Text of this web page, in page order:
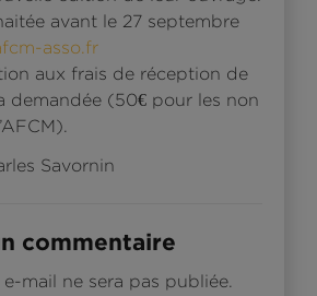
avant le 27 septembre
asso.fr
aux frais de réception de
demandée (50€ pour les non
Savornin
commentaire
mail ne sera pas publiée.